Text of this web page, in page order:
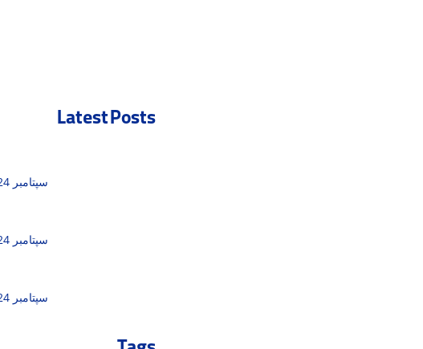
Latest Posts
سپتامبر 24, 2025
سپتامبر 24, 2025
سپتامبر 24, 2025